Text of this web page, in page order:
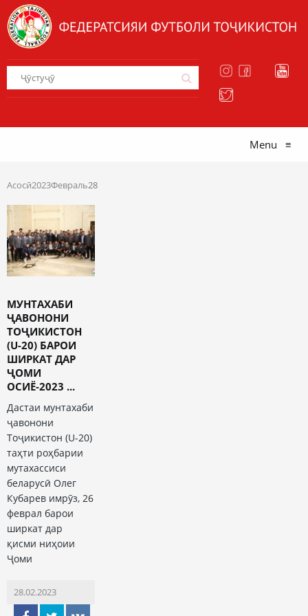
Menu ≡
Асосӣ2023Февраль28
МУНТАХАБИ
ҶАВОНОНИ
ТОҶИКИСТОН
(U-20) БАРОИ
ШИРКАТ ДАР
ҶОМИ
ОСИЁ-2023 ...
Дастаи мунтахаби
ҷавонони
Тоҷикистон (U-20)
таҳти роҳбарии
мутахассиси
беларусӣ Олег
Кубарев имрӯз, 26
феврал барои
ширкат дар
қисми ниҳоии
Ҷоми
28.02.2023